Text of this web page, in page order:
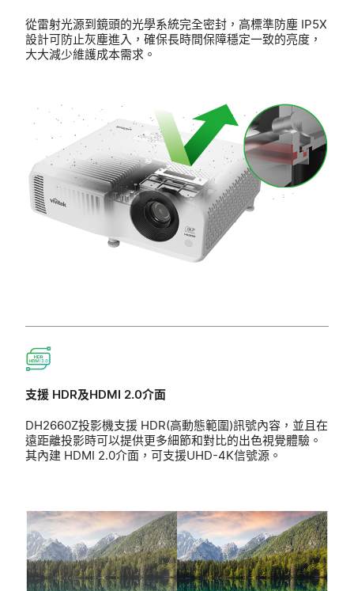
從雷射光源到鏡頭的光學系統完全密封，高標準防塵 IP5X
設計可防止灰塵進入，確保長時間保障穩定一致的亮度，
大大減少維護成本需求。
支援 HDR及HDMI 2.0介面
DH2660Z投影機支援 HDR(高動態範圍)訊號內容，並且在
遠距離投影時可以提供更多細節和對比的出色視覺體驗。
其內建 HDMI 2.0介面，可支援UHD-4K信號源。